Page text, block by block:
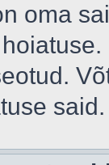
oma
said.